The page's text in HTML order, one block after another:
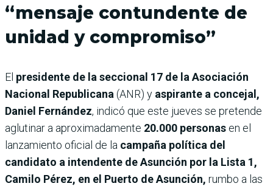
“mensaje contundente de
unidad y compromiso”
El presidente de la seccional 17 de la Asociación
Nacional Republicana(ANR) y aspirante a concejal,
Daniel Fernández, indicó que este jueves se pretende
aglutinar a aproximadamente 20.000 personas en el
lanzamiento oficial de la campaña política del
candidato a intendente de Asunción por la Lista 1,
Camilo Pérez, en el Puerto de Asunción, rumbo a las